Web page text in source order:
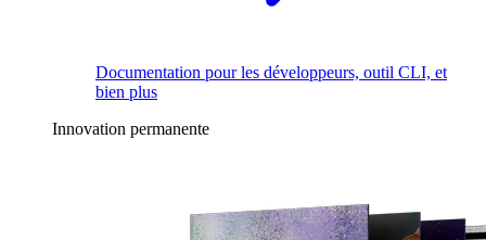
Documentation pour les développeurs, outil CLI, et
bien plus
Innovation permanente